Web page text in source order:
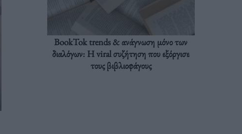
BookTok trends & ανάγνωση μόνο των
διαλόγων: Η viral συζήτηση που εξόργισε
τους βιβλιοφάγους